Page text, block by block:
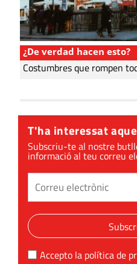
¿De verdad hacen esto?
Costumbres que rompen
T'ha interessat
Subscriu-te al nostre
informació al teu correu
Accepto la política de